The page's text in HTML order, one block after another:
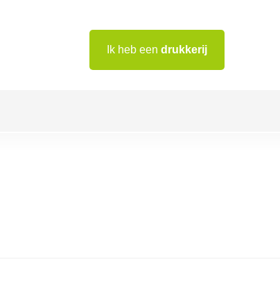
Ik heb een drukkerij